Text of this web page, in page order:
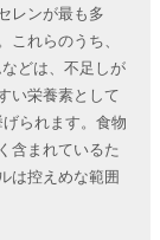
レンが最も多
これらのうち、
どは、不足しが
い栄養素として
られます。食物
含まれているた
は控えめな範囲